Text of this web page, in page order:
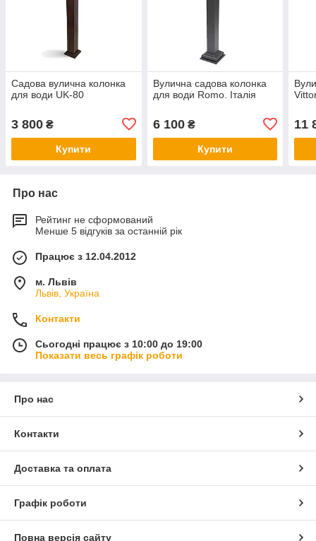
Садова вулична колонка
для води UK-80
3 800 ₴
Купити
Вулична садова колонка
для води Romo. Італія
6 100₴
Купити
11
Про нас
Рейтинг не сформований
Менше 5 відгуків за останній рік
Працює з 12.04.2012
м. Львів
Львів, Україна
Контакти
Сьогодні працює з 10:00 до 19:00
Показати весь графік роботи
Про нас
Контакти
Доставка та оплата
Графік роботи
Повна версія сайту